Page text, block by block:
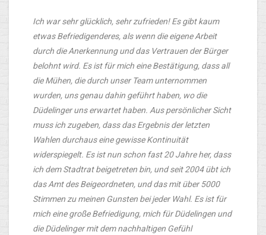
Ich war sehr glücklich, sehr zufrieden! Es gibt kaum
etwas Befriedigenderes, als wenn die eigene Arbeit
durch die Anerkennung und das Vertrauen der Bürger
belohnt wird. Es ist für mich eine Bestätigung, dass all
die Mühen, die durch unser Team unternommen
wurden, uns genau dahin geführt haben, wo die
Düdelinger uns erwartet haben. Aus persönlicher Sicht
muss ich zugeben, dass das Ergebnis der letzten
Wahlen durchaus eine gewisse Kontinuität
widerspiegelt. Es ist nun schon fast 20 Jahre her, dass
ich dem Stadtrat beigetreten bin, und seit 2004 übt ich
das Amt des Beigeordneten, und das mit über 5000
Stimmen zu meinen Gunsten bei jeder Wahl. Es ist für
mich eine große Befriedigung, mich für Düdelingen und
die Düdelinger mit dem nachhaltigen Gefühl